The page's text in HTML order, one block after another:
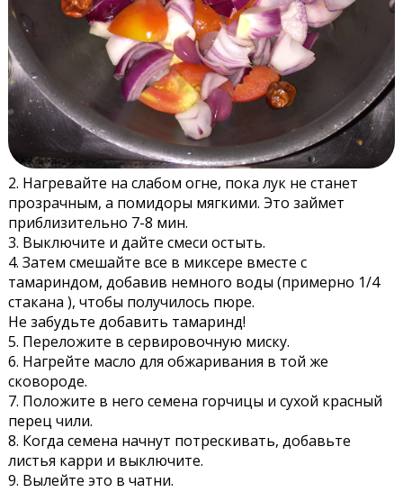
2. Нагревайте на слабом огне, пока лук не станет
прозрачным, а помидоры мягкими. Это займет
приблизительно 7-8 мин.
3. Выключите и дайте смеси остыть.
4. Затем смешайте все в миксере вместе с
тамариндом, добавив немного воды (примерно 1/4
стакана ), чтобы получилось пюре.
Не забудьте добавить тамаринд!
5. Переложите в сервировочную миску.
6. Нагрейте масло для обжаривания в той же
сковороде.
7. Положите в него семена горчицы и сухой красный
перец чили.
8. Когда семена начнут потрескивать, добавьте
листья карри и выключите.
9. Вылейте это в чатни.